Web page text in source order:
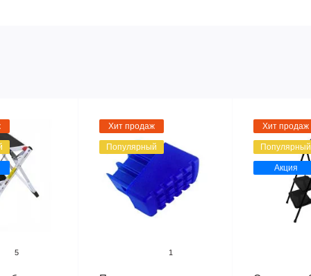
5
Хит продаж
Популярный
1
Хит продаж
Популярный
Акция